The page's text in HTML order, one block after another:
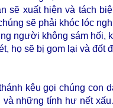
sẽ xuất hiện và tách
sẽ phải khóc lóc
người không sám hối,
họ sẽ bị gom lại và đốt
kêu gọi chúng con
những tính hư nết